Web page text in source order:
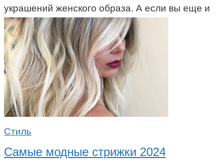
украшений женского образа. А если вы еще и
Стиль
Самые модные стрижки 2024